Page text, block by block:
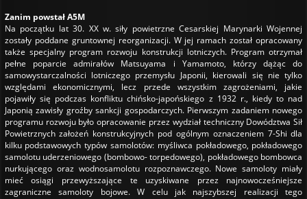
Zanim powstał A5M
Na początku lat 30. XX w. siły powietrzne Cesarskiej Marynarki Wojennej
zostały poddane gruntownej reorganizacji. W jej ramach został opracowany
także specjalny program rozwoju konstrukcji lotniczych. Program otrzymał
pełne poparcie admirałów Matsuyama i Yamamoto, którzy dążąc do
samowystarczalności lotniczego przemysłu Japonii, kierowali się nie tylko
względami ekonomicznymi, lecz przede wszystkim zagrożeniami, jakie
pojawiły się podczas konfliktu chińsko-japońskiego z 1932 r., kiedy to nad
Japonią zawisły groźby sankcji gospodarczych. Pierwszym zadaniem nowego
programu rozwoju było opracowanie przez wydział techniczny Dowództwa Sił
Powietrznych założeń konstrukcyjnych pod ogólnym oznaczeniem 7-Shi dla
kilku podstawowych typów samolotów: myśliwca pokładowego, pokładowego
samolotu uderzeniowego (bombowo- torpedowego), pokładowego bombowca
nurkującego oraz wodnosamolotu rozpoznawczego. Nowe samoloty miały
mieć osiągi przewyższające te uzyskiwane przez najnowocześniejsze
zagraniczne samoloty bojowe. W celu jak najszybszej realizacji tego